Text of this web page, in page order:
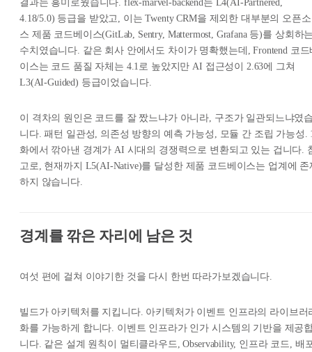
결과는 흥미로웠습니다. flex-marvel-backend는 L4(AI-Partnered,
4.18/5.0) 등급을 받았고, 이는 Twenty CRM을 제외한 대부분의 오픈소
스 제품 코드베이스(GitLab, Sentry, Mattermost, Grafana 등)를 상회하
수치였습니다. 같은 회사 안에서도 차이가 명확했는데, Frontend 코드
이스는 코드 품질 자체는 4.1로 높았지만 AI 접근성이 2.63에 그쳐
L3(AI-Guided) 등급이었습니다.
이 격차의 원인은 코드를 잘 짰느냐가 아니라, 구조가 일관되느냐였
니다. 패턴 일관성, 의존성 방향의 예측 가능성, 모듈 간 조립 가능성.
화에서 깎아낸 경계가 AI 시대의 경쟁력으로 변환되고 있는 겁니다.
고로, 현재까지 L5(AI-Native)를 달성한 제품 코드베이스는 업계에 존
하지 않습니다.
경계를 깎은 자리에 남은 것
여섯 편에 걸쳐 이야기한 것을 다시 한번 따라가보겠습니다.
빌드가 아키텍처를 지킵니다. 아키텍처가 이벤트 인프라의 라이브러
화를 가능하게 합니다. 이벤트 인프라가 인가 시스템의 기반을 제공
니다. 같은 설계 원칙이 멀티클라우드, Observability, 인프라 코드, 배